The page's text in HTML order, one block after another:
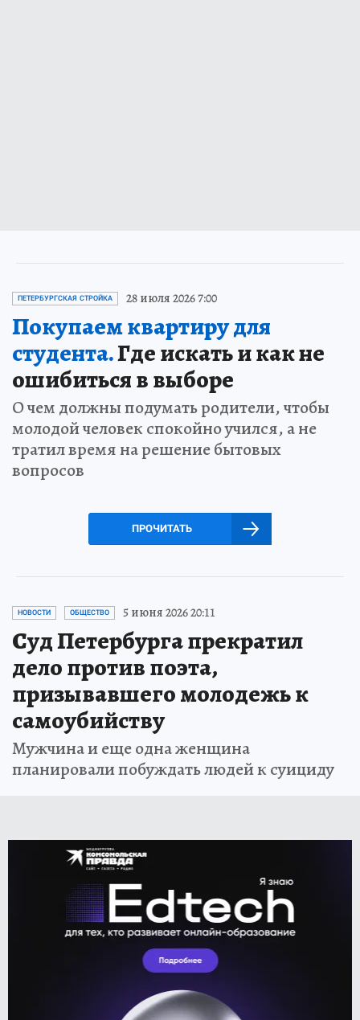
ПЕТЕРБУРГСКАЯ СТРОЙКА 28 июля 2026 7:00
Покупаем квартиру для
студента.Где искать и как не
ошибиться в выборе
О чем должны подумать родители, чтобы
молодой человек спокойно учился, а не
тратил время на решение бытовых
вопросов
ПРОЧИТАТЬ
НОВОСТИ ОБЩЕСТВО 5 июня 2026 20:11
Суд Петербурга прекратил
дело против поэта,
призывавшего молодежь к
самоубийству
Мужчина и еще одна женщина
планировали побуждать людей к суициду